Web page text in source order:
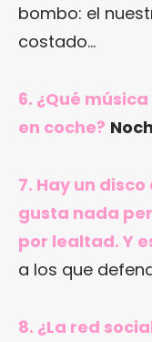
bombo: el
costado…
6. ¿Qué
en coche?
7. Hay un
gusta nada
por lealtad. Y
a los que
8. ¿La red